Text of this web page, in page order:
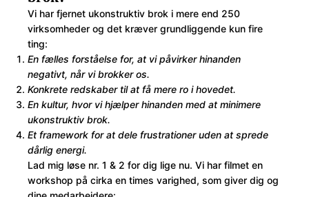
Vi har fjernet ukonstruktiv brok i mere end 250
virksomheder og det kræver grundliggende kun fire
ting:
En fælles forståelse for, at vi påvirker hinanden
negativt, når vi brokker os.
Konkrete redskaber til at få mere ro i hovedet.
En kultur, hvor vi hjælper hinanden med at minimere
ukonstruktiv brok.
Et framework for at dele frustrationer uden at sprede
dårlig energi.
Lad mig løse nr. 1 & 2 for dig lige nu. Vi har filmet en
workshop på cirka en times varighed, som giver dig og